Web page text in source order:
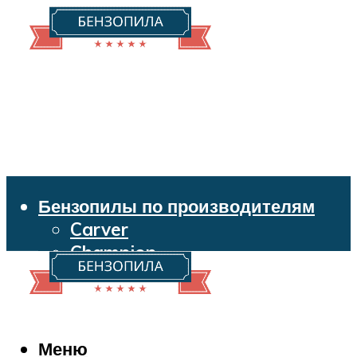
Бензопилы по производителям
Carver
Champion
Echo
Husqvarna
Makita
Меню